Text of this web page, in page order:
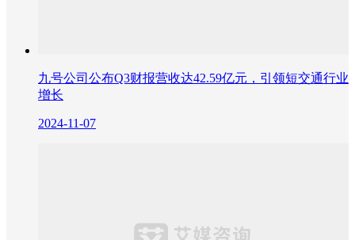
九号公司公布Q3财报营收达42.59亿元，引领短交通行业
增长
2024-11-07